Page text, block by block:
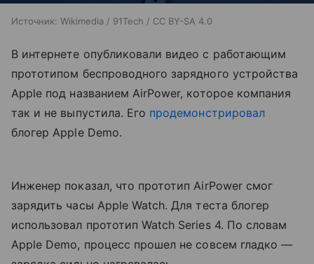
Источник: Wikimedia / 91Tech / CC BY-SA 4.0
В интернете опубликовали видео с работающим
прототипом беспроводного зарядного устройства
Apple под названием AirPower, которое компания
так и не выпустила. Его продемонстрировал
блогер Apple Demo.
Инженер показал, что прототип AirPower смог
зарядить часы Apple Watch. Для теста блогер
использовал прототип Watch Series 4. По словам
Apple Demo, процесс прошел не совсем гладко —